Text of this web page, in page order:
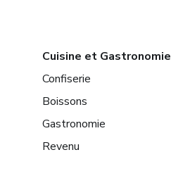
Cuisine et Gastronomie
Confiserie
Boissons
Gastronomie
Revenu